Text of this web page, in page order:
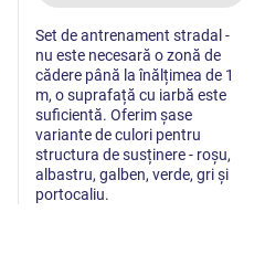
Set de antrenament stradal -
nu este necesară o zonă de
cădere până la înălțimea de 1
m, o suprafață cu iarbă este
suficientă. Oferim șase
variante de culori pentru
structura de susținere - roșu,
albastru, galben, verde, gri și
portocaliu.